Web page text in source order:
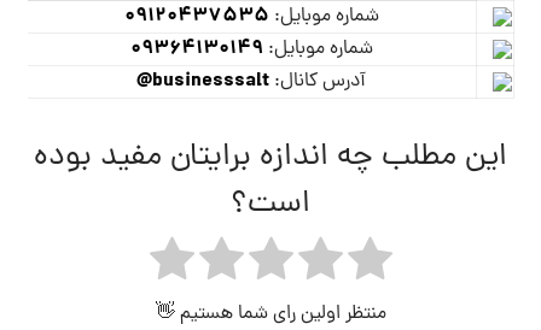
شماره موبایل: 09120437535
شماره موبایل: 09364130149
آدرس کانال: businesssalt@
این مطلب چه اندازه برایتان مفید بوده
است؟
منتظر اولین رای شما هستیم 👋